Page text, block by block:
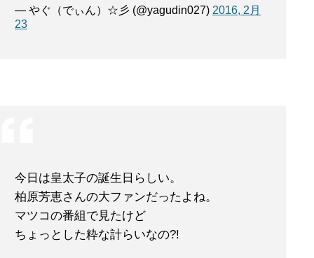
— やぐ（でぃん）☆彡 (@yagudin027) 2016, 2月
23
今日は皇太子の誕生日らしい。
柏原芳恵さんの大ファンだったよね。
マツコの番組で見たけど
ちょっとした粋な計らいなの?!